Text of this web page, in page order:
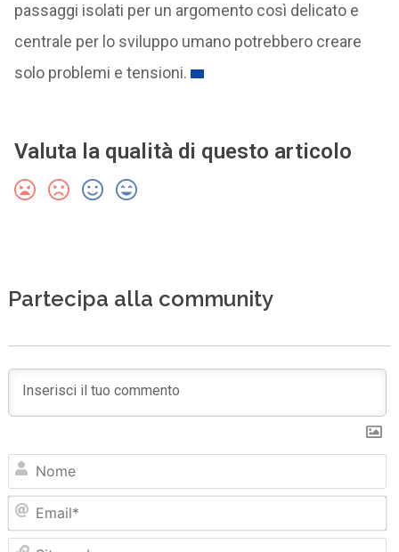
passaggi isolati per un argomento così delicato e
centrale per lo sviluppo umano potrebbero creare
solo problemi e tensioni.
Valuta la qualità di questo articolo
Partecipa alla community